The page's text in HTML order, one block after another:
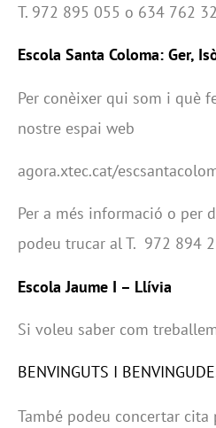
T. 972 895 055 o 634 762
Escola Santa Coloma: Ger,
Per conèixer qui som i què
nostre espai web
agora.xtec.cat/
Per a més informació o per
podeu trucar al T. 972 894
Escola Jaume I – Llívia
Si voleu saber com
BENVINGUTS I
També podeu concertar cita